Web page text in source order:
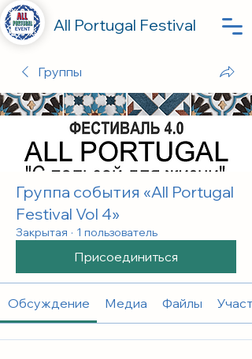
All Portugal Festival
Группы
Группа события «All Portugal
Festival Vol 4»
Закрытая · 1 пользователь
Присоединиться
Обсуждение Медиа Файлы